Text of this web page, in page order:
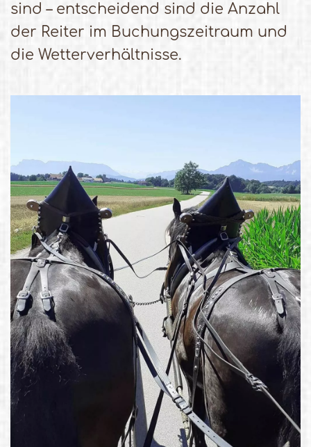
sind – entscheidend sind die Anzahl
der Reiter im Buchungszeitraum und
die Wetterverhältnisse.